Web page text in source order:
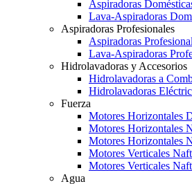
Aspiradoras
Lava-Aspiradoras
Aspiradoras Profesionales
Aspiradoras
Lava-Aspiradoras
Hidrolavadoras y Accesorios
Hidrolavadoras a
Hidrolavadoras
Fuerza
Motores Horizontales
Motores Horizontales
Motores Horizontales
Motores Verticales
Motores Verticales
Agua